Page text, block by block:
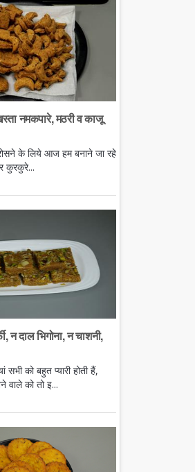
नमकपारे, मठरी व काजू
के लिये आज हम बनाने जा रहे
कुरकुरे...
न दाल भिगोना, न चाशनी,
सभी को बहुत प्यारी होती हैं,
वाले को तो इ...